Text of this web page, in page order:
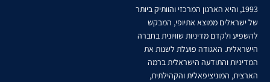
1993, והיא הארגון המרכזי והוותיק ביותר
של ישראלים ממוצא אתיופי, המבקש
להשפיע ולקדם מדיניות שוויונית בחברה
הישראלית. האגודה פועלת לשנות את
המדיניות והתודעה הישראלית ברמה
הארצית, המוניציפאלית והקהילתית,